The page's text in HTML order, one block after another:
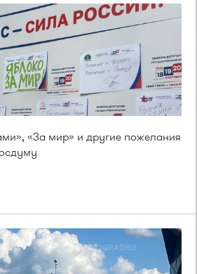
«За мир» и другие пожелания